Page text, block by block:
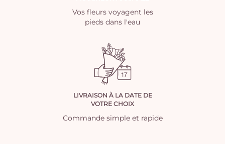
Vos fleurs voyagent les
pieds dans l'eau
LIVRAISON À LA DATE DE
VOTRE CHOIX
Commande simple et rapide